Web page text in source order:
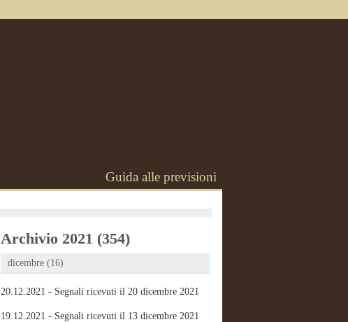
Guida alle previsioni
Archivio 2021 (354)
dicembre (16)
20.12.2021 - Segnali ricevuti il 20 dicembre 2021
19.12.2021 - Segnali ricevuti il 13 dicembre 2021